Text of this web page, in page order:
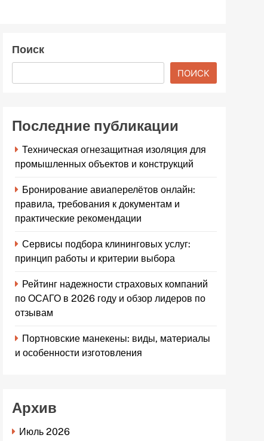
Поиск
ПОИСК
Последние публикации
Техническая огнезащитная изоляция для
промышленных объектов и конструкций
Бронирование авиаперелётов онлайн:
правила, требования к документам и
практические рекомендации
Сервисы подбора клининговых услуг:
принцип работы и критерии выбора
Рейтинг надежности страховых компаний
по ОСАГО в 2026 году и обзор лидеров по
отзывам
Портновские манекены: виды, материалы
и особенности изготовления
Архив
Июль 2026